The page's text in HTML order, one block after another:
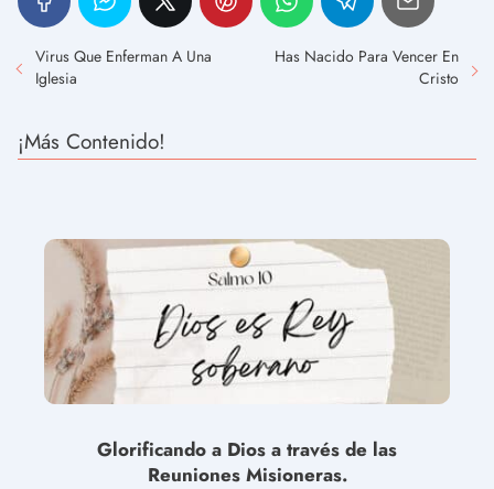
Virus Que Enferman A Una
Iglesia
Has Nacido Para Vencer En
Cristo
¡Más Contenido!
Glorificando a Dios a través de las
Reuniones Misioneras.